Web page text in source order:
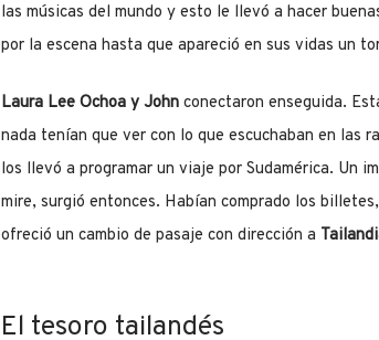
las músicas del mundo y esto le llevó a hacer
por la escena hasta que apareció en sus vidas un
Laura Lee Ochoa y John conectaron enseguida.
nada tenían que ver con lo que escuchaban en las
los llevó a programar un viaje por Sudamérica. Un
mire, surgió entonces. Habían comprado los
ofreció un cambio de pasaje con dirección a
El tesoro tailandés